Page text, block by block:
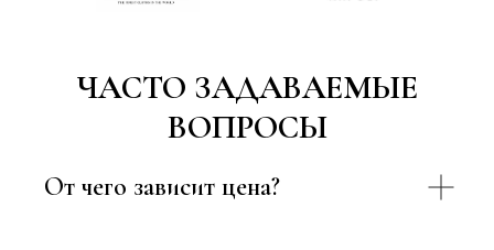
ЧАСТО ЗАДАВАЕМЫЕ
ВОПРОСЫ
От чего зависит цена?